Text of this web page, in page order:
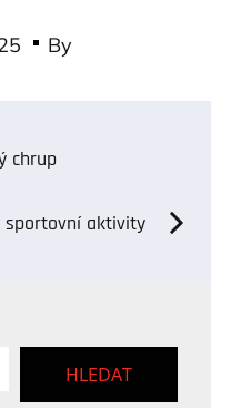
By
chrup
sportovní aktivity
HLEDAT